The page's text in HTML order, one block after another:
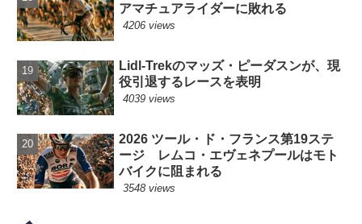
アマチュアライダーに敗れる
4206 views
Lidl-Trekのマッズ・ピーダスンが、現
役引退するレースを表明
4039 views
2026 ツール・ド・フランス第19ステ
ージ レムコ・エヴェネプールはモト
バイクに阻まれる
3548 views